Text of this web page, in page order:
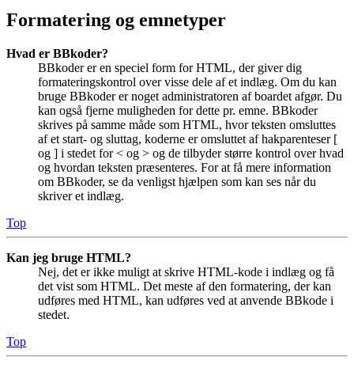
Formatering og emnetyper
Hvad er BBkoder?
BBkoder er en speciel form for HTML, der giver dig
formateringskontrol over visse dele af et indlæg. Om du kan
bruge BBkoder er noget administratoren af boardet afgør. Du
kan også fjerne muligheden for dette pr. emne. BBkoder
skrives på samme måde som HTML, hvor teksten omsluttes
af et start- og sluttag, koderne er omsluttet af hakparenteser [
og ] i stedet for < og > og de tilbyder større kontrol over hvad
og hvordan teksten præsenteres. For at få mere information
om BBkoder, se da venligst hjælpen som kan ses når du
skriver et indlæg.
Top
Kan jeg bruge HTML?
Nej, det er ikke muligt at skrive HTML-kode i indlæg og få
det vist som HTML. Det meste af den formatering, der kan
udføres med HTML, kan udføres ved at anvende BBkode i
stedet.
Top